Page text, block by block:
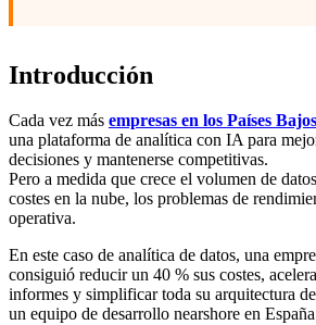
Introducción
Cada vez más empresas en los Países Bajos
una plataforma de analítica con IA para
decisiones y mantenerse competitivas.
Pero a medida que crece el volumen de
costes en la nube, los problemas de
operativa.
En este caso de analítica de datos, una
consiguió reducir un 40 % sus costes,
informes y simplificar toda su arquitectura
un equipo de desarrollo nearshore en